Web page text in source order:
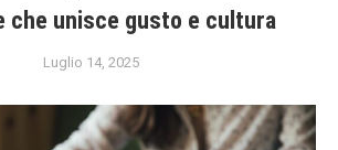
che unisce gusto e cultura
Luglio 14, 2025